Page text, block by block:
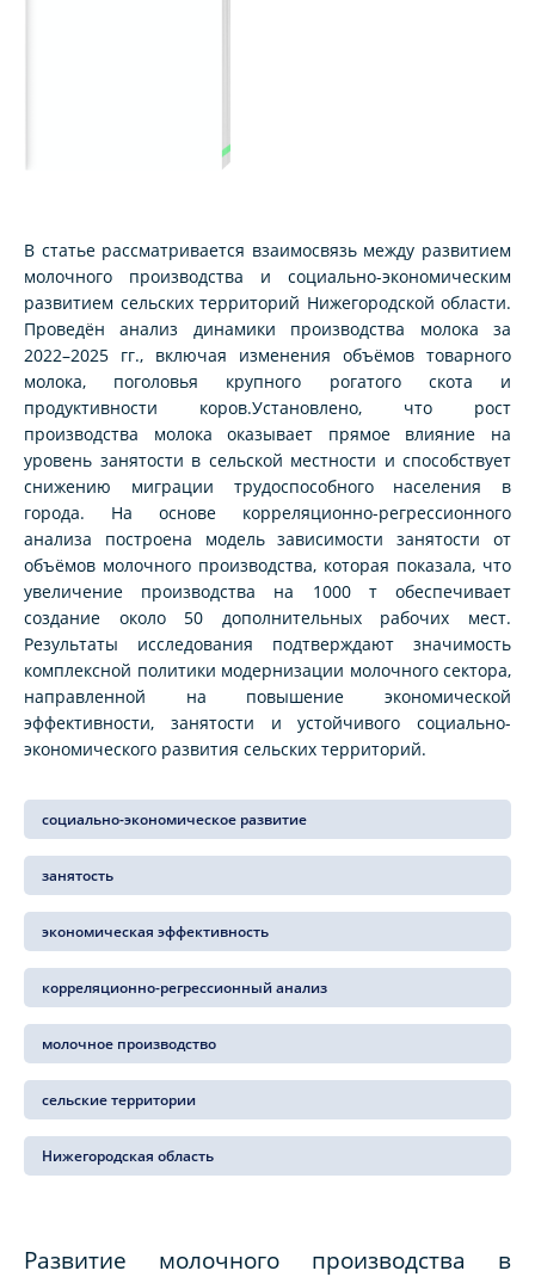
В статье рассматривается взаимосвязь между развитием
молочного производства и социально-экономическим
развитием сельских территорий Нижегородской области.
Проведён анализ динамики производства молока за
2022–2025 гг., включая изменения объёмов товарного
молока, поголовья крупного рогатого скота и
продуктивности коров.Установлено, что рост
производства молока оказывает прямое влияние на
уровень занятости в сельской местности и способствует
снижению миграции трудоспособного населения в
города. На основе корреляционно-регрессионного
анализа построена модель зависимости занятости от
объёмов молочного производства, которая показала, что
увеличение производства на 1000 т обеспечивает
создание около 50 дополнительных рабочих мест.
Результаты исследования подтверждают значимость
комплексной политики модернизации молочного сектора,
направленной на повышение экономической
эффективности, занятости и устойчивого социально-
экономического развития сельских территорий.
социально-экономическое развитие
занятость
экономическая эффективность
корреляционно-регрессионный анализ
молочное производство
сельские территории
Нижегородская область
Развитие молочного производства в